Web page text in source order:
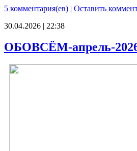
5 комментария(ев) | Оставить
30.04.2026 | 22:38
ОБОВСЁМ-апрель-